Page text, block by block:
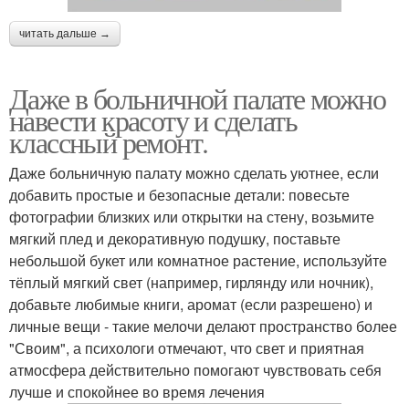
читать дальше →
Даже в больничной палате можно
навести красоту и сделать
классный ремонт.
Даже больничную палату можно сделать уютнее, если
добавить простые и безопасные детали: повесьте
фотографии близких или открытки на стену, возьмите
мягкий плед и декоративную подушку, поставьте
небольшой букет или комнатное растение, используйте
тёплый мягкий свет (например, гирлянду или ночник),
добавьте любимые книги, аромат (если разрешено) и
личные вещи - такие мелочи делают пространство более
"Своим", а психологи отмечают, что свет и приятная
атмосфера действительно помогают чувствовать себя
лучше и спокойнее во время лечения